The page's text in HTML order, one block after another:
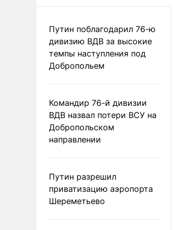
Путин поблагодарил 76-ю
дивизию ВДВ за высокие
темпы наступления под
Добропольем
Командир 76-й дивизии
ВДВ назвал потери ВСУ на
Добропольском
направлении
Путин разрешил
приватизацию аэропорта
Шереметьево